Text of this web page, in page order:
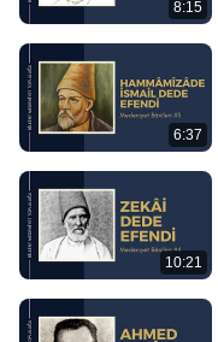
8:15
6:37
10:21